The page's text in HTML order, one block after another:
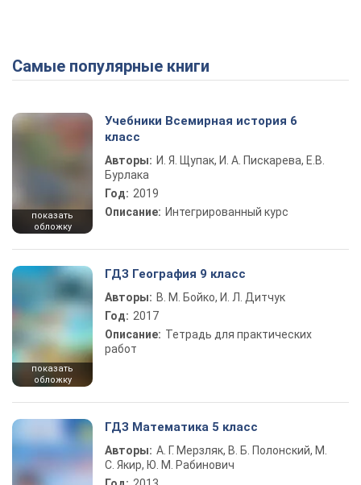
Самые популярные книги
показать
обложку
Учебники Всемирная история 6
класс
Авторы: И. Я. Щупак, И. А. Пискарева, Е.В.
Бурлака
Год: 2019
Описание: Интегрированный курс
показать
обложку
ГДЗ География 9 класс
Авторы: В. М. Бойко, И. Л. Дитчук
Год: 2017
Описание: Тетрадь для практических
работ
ГДЗ Математика 5 класс
Авторы: А. Г. Мерзляк, В. Б. Полонский, М.
С. Якир, Ю. М. Рабинович